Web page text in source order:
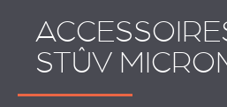
STÛV